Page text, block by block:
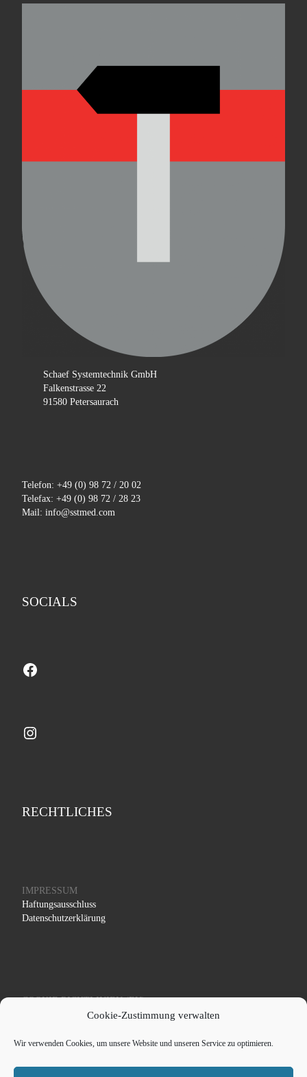
Cookie-Zustimmung verwalten
Wir verwenden Cookies, um unsere Website und unseren Service zu optimieren.
Schaef Systemtechnik GmbH
Falkenstrasse 22
91580 Petersaurach
Telefon: +49 (0) 98 72 / 20 02
Telefax: +49 (0) 98 72 / 28 23
Mail: info@sstmed.com
SOCIALS
Facebook
Instagram
RECHTLICHES
IMPRESSUM
Haftungsausschluss
Datenschutzerklärung
COOKIE RICHTLINIEN (EU)